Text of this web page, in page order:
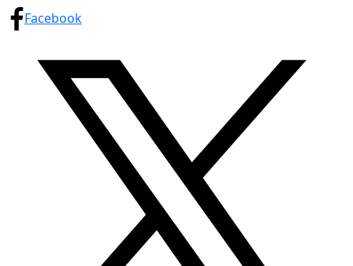
Facebook